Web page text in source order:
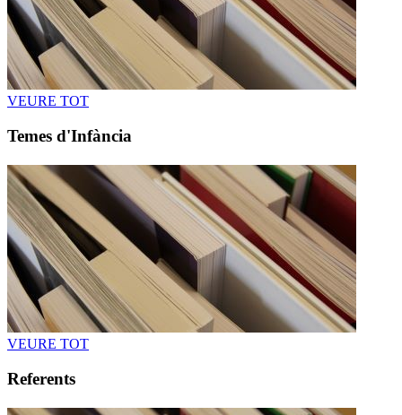
VEURE TOT
Temes d'Infància
VEURE TOT
Referents